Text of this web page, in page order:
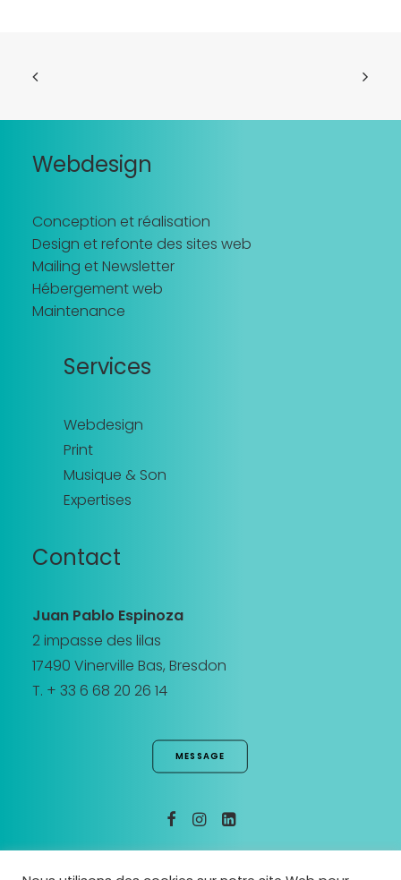
Webdesign
Conception et réalisation
Design et refonte des sites web
Mailing et Newsletter
Hébergement web
Maintenance
Services
Webdesign
Print
Musique & Son
Expertises
Contact
Juan Pablo Espinoza
2 impasse des lilas
17490 Vinerville Bas, Bresdon
T. + 33 6 68 20 26 14
MESSAGE